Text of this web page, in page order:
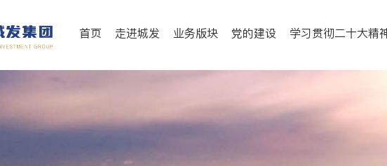
首页 走进城发 业务版块 党的建设 学习贯彻二十大精